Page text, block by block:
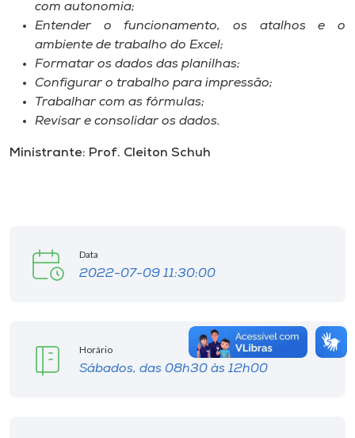
com autonomia;
Entender o funcionamento, os atalhos e o
ambiente de trabalho do Excel;
Formatar os dados das planilhas;
Configurar o trabalho para impressão;
Trabalhar com as fórmulas;
Revisar e consolidar os dados.
Ministrante: Prof. Cleiton Schuh
Data
2022-07-09 11:30:00
Horário
Sábados, das 08h30 às 12h00